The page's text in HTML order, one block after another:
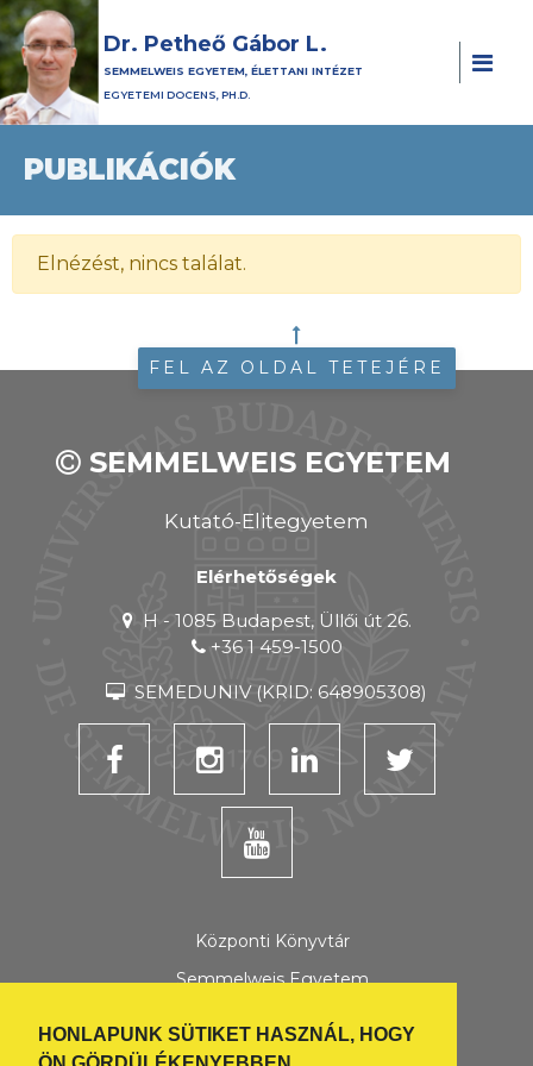
HONLAPUNK SÜTIKET HASZNÁL, HOGY
Dr. Petheő Gábor L.
SEMMELWEIS EGYETEM, ÉLETTANI INTÉZET
EGYETEMI DOCENS, PH.D.
PUBLIKÁCIÓK
Elnézést, nincs találat.
FEL AZ OLDAL TETEJÉRE
SEMMELWEIS EGYETEM
Kutató-Elitegyetem
Elérhetőségek
H - 1085 Budapest, Üllői út 26.
+36 1 459-1500
SEMEDUNIV (KRID: 648905308)
Központi Könyvtár
Semmelweis Egyetem
Semmelweis Hírek
Semmelweis Scholar összes honlap